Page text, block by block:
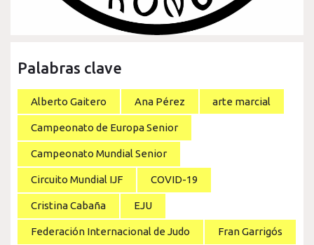
Palabras clave
Alberto Gaitero Ana Pérez arte marcial
Campeonato de Europa Senior
Campeonato Mundial Senior
Circuito Mundial IJF COVID-19
Cristina Cabaña EJU
Federación Internacional de Judo Fran Garrigós